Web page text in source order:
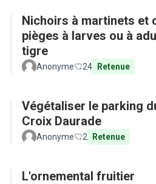
Nichoirs à martinets et
pièges à larves ou à
tigre
Anonyme 24 Retenue
Végétaliser le parking
Croix Daurade
Anonyme 2 Retenue
L'ornemental fruitier